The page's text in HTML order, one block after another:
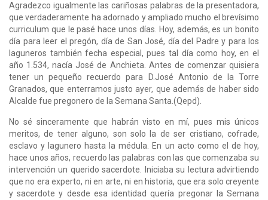
Agradezco igualmente las cariñosas palabras de la presentadora,
que verdaderamente ha adornado y ampliado mucho el brevísimo
curriculum que le pasé hace unos días. Hoy, además, es un bonito
día para leer el pregón, día de San José, día del Padre y para los
laguneros también fecha especial, pues tal día como hoy, en el
año 1.534, nacía José de Anchieta. Antes de comenzar quisiera
tener un pequeño recuerdo para D.José Antonio de la Torre
Granados, que enterramos justo ayer, que además de haber sido
Alcalde fue pregonero de la Semana Santa.(Qepd).
No sé sinceramente que habrán visto en mí, pues mis únicos
meritos, de tener alguno, son solo la de ser cristiano, cofrade,
esclavo y lagunero hasta la médula. En un acto como el de hoy,
hace unos años, recuerdo las palabras con las que comenzaba su
intervención un querido sacerdote. Iniciaba su lectura advirtiendo
que no era experto, ni en arte, ni en historia, que era solo creyente
y sacerdote y desde esa identidad quería pregonar la Semana